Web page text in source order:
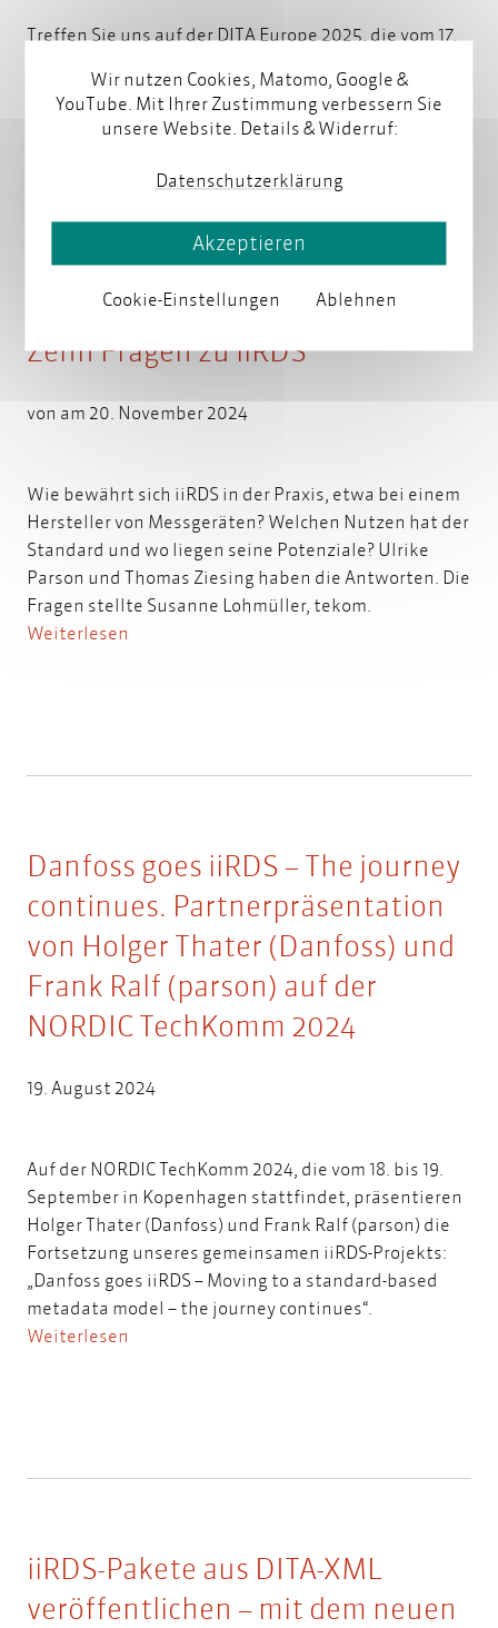
Treffen Sie uns auf der DITA Europe 2025, die vom 17.
Marion Knebel und Mark Schubert sind in diesem Jahr
gleich mit zwei Themen dabei.Weiterlesen
Zehn Fragen zu iiRDS
von am 20. November 2024
Wie bewährt sich iiRDS in der Praxis, etwa bei einem
Hersteller von Messgeräten? Welchen Nutzen hat der
Standard und wo liegen seine Potenziale? Ulrike
Parson und Thomas Ziesing haben die Antworten. Die
Fragen stellte Susanne Lohmüller, tekom.
Weiterlesen
Danfoss goes iiRDS – The journey
continues. Partnerpräsentation
von Holger Thater (Danfoss) und
Frank Ralf (parson) auf der
NORDIC TechKomm 2024
19. August 2024
Auf der NORDIC TechKomm 2024, die vom 18. bis 19.
September in Kopenhagen stattfindet, präsentieren
Holger Thater (Danfoss) und Frank Ralf (parson) die
Fortsetzung unseres gemeinsamen iiRDS-Projekts:
„Danfoss goes iiRDS – Moving to a standard-based
metadata model – the journey continues“.
Weiterlesen
iiRDS-Pakete aus DITA-XML
veröffentlichen – mit dem neuen
Wir nutzen Cookies, Matomo, Google &
YouTube. Mit Ihrer Zustimmung verbessern Sie
unsere Website. Details & Widerruf:
Datenschutzerklärung
Cookie-Einstellungen Ablehnen
Akzeptieren